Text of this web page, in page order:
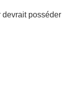
devrait posséder